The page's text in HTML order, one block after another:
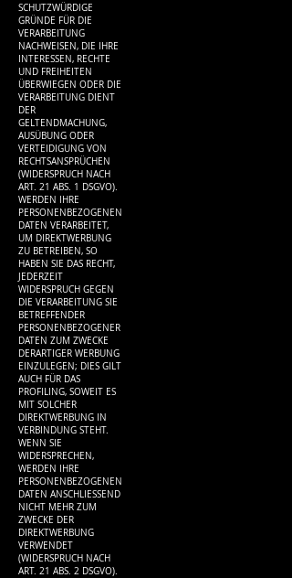
SCHUTZWÜRDIGE
GRÜNDE FÜR DIE
VERARBEITUNG
NACHWEISEN, DIE IHRE
INTERESSEN, RECHTE
UND FREIHEITEN
ÜBERWIEGEN ODER DIE
VERARBEITUNG DIENT
DER
GELTENDMACHUNG,
AUSÜBUNG ODER
VERTEIDIGUNG VON
RECHTSANSPRÜCHEN
(WIDERSPRUCH NACH
ART. 21 ABS. 1 DSGVO).
WERDEN IHRE
PERSONENBEZOGENEN
DATEN VERARBEITET,
UM DIREKTWERBUNG
ZU BETREIBEN, SO
HABEN SIE DAS RECHT,
JEDERZEIT
WIDERSPRUCH GEGEN
DIE VERARBEITUNG SIE
BETREFFENDER
PERSONENBEZOGENER
DATEN ZUM ZWECKE
DERARTIGER WERBUNG
EINZULEGEN; DIES GILT
AUCH FÜR DAS
PROFILING, SOWEIT ES
MIT SOLCHER
DIREKTWERBUNG IN
VERBINDUNG STEHT.
WENN SIE
WIDERSPRECHEN,
WERDEN IHRE
PERSONENBEZOGENEN
DATEN ANSCHLIESSEND
NICHT MEHR ZUM
ZWECKE DER
DIREKTWERBUNG
VERWENDET
(WIDERSPRUCH NACH
ART. 21 ABS. 2 DSGVO).